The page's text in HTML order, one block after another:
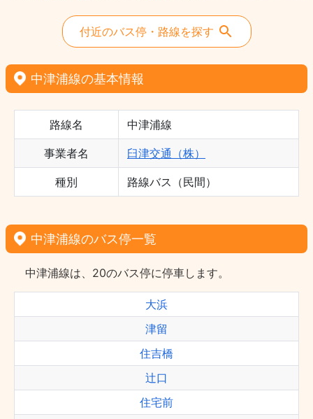
付近のバス停・路線を探す
中津浦線の基本情報
路線名 中津浦線
事業者名 臼津交通（株）
種別 路線バス（民間）
中津浦線のバス停一覧
中津浦線は、20のバス停に停車します。
大浜
津留
住吉橋
辻口
住宅前